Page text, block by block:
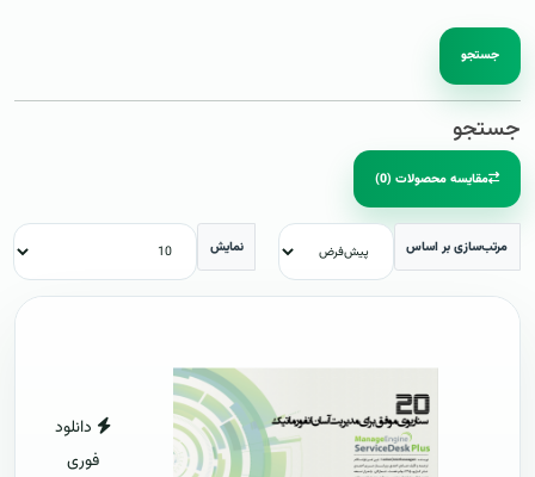
جستجو
جستجو
مقایسه محصولات (0)
مرتب‌سازی بر اساس نمایش
دانلود
فوری